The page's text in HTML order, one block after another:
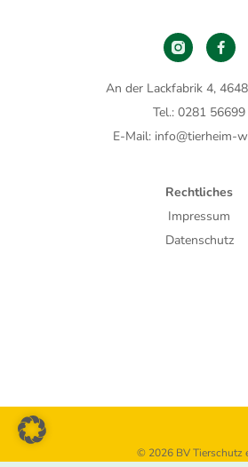
An der Lackfabrik 4,
Tel.: 0281 56699
E-Mail: info@tierheim-
Rechtliches
Impressum
Datenschutz
© 2026 BV Tierschutz